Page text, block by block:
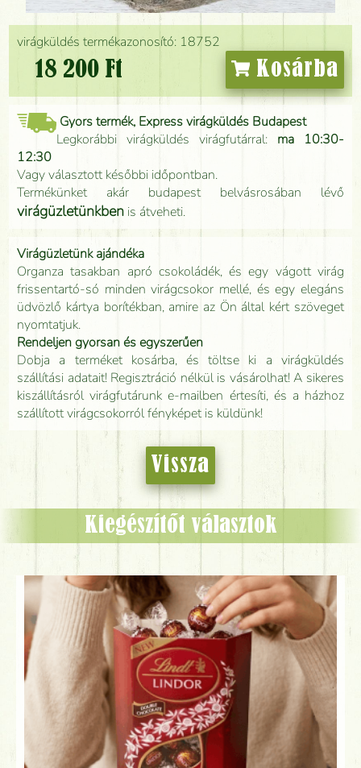
virágküldés termékazonosító: 18752
18 200 Ft Kosárba
Gyors termék, Express virágküldés Budapest
Legkorábbi virágküldés virágfutárral: ma 10:30-
12:30
Vagy választott későbbi időpontban.
Termékünket akár budapest belvásrosában lévő
virágüzletünkben is átveheti.
Virágüzletünk ajándéka
Organza tasakban apró csokoládék, és egy vágott virág
frissentartó-só minden virágcsokor mellé, és egy elegáns
üdvözlő kártya borítékban, amire az Ön által kért szöveget
nyomtatjuk.
Rendeljen gyorsan és egyszerűen
Dobja a terméket kosárba, és töltse ki a virágküldés
szállítási adatait! Regisztráció nélkül is vásárolhat! A sikeres
kiszállításról virágfutárunk e-mailben értesíti, és a házhoz
szállított virágcsokorról fényképet is küldünk!
Vissza
Kiegészítőt választok